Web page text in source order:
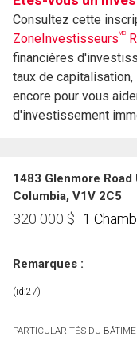
Consultez cette
ZoneInvestisseursMC
financières
taux de
encore pour vous
d'investissement
1483 Glenmore
Columbia, V1V 2C5
320 000 $ 1
Remarques :
(id:27)
PARTICULARITÉS DU